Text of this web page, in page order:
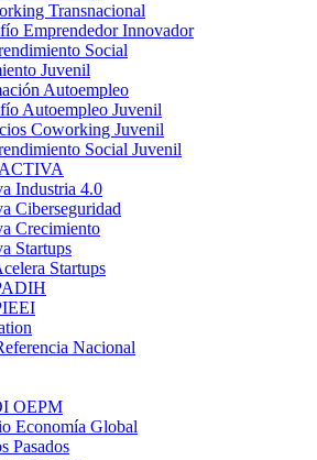
Transnacional
Emprendedor Innovador
Social
Juvenil
Autoempleo
Autoempleo Juvenil
Coworking Juvenil
Social Juvenil
Industria 4.0
Ciberseguridad
Crecimiento
Startups
Startups
Nacional
OEPM
Economía Global
Pasados